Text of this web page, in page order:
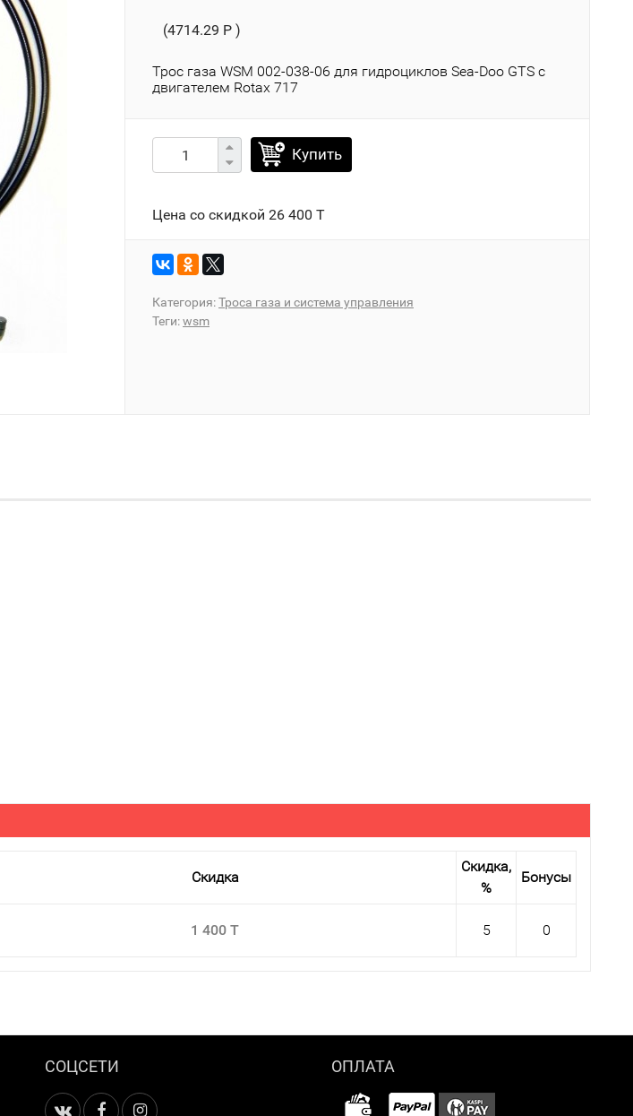
(4714.29 P )
Трос газа WSM 002-038-06 для гидроциклов Sea-Doo GTS с
двигателем Rotax 717
Купить
Цена со скидкой 26 400 T
Категория:Троса газа и система управления
Теги:wsm
Скидка
Скидка,
%
Бонусы
1 400 T 5 0
СОЦСЕТИ ОПЛАТА